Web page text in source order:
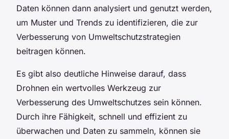
Daten können dann analysiert und genutzt werden,
um Muster und Trends zu identifizieren, die zur
Verbesserung von Umweltschutzstrategien
beitragen können.
Es gibt also deutliche Hinweise darauf, dass
Drohnen ein wertvolles Werkzeug zur
Verbesserung des Umweltschutzes sein können.
Durch ihre Fähigkeit, schnell und effizient zu
überwachen und Daten zu sammeln, können sie